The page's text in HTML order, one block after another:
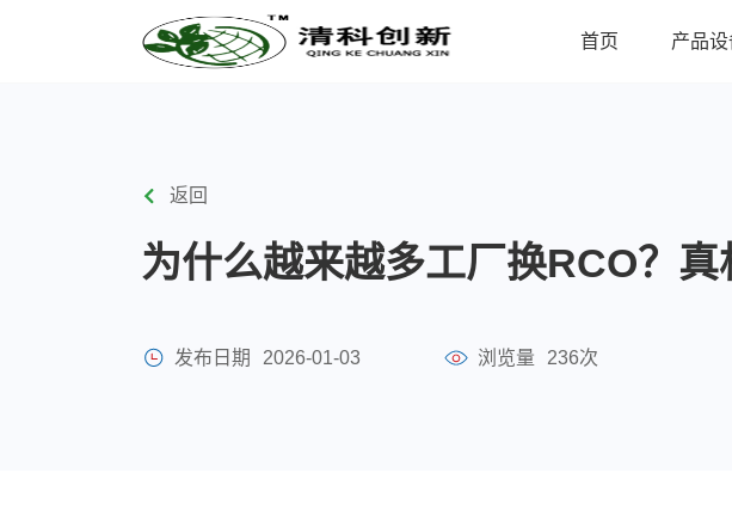
首页 产品
返回
为什么越来越多工厂换RCO？真
发布日期 2026-01-03 浏览量 236次